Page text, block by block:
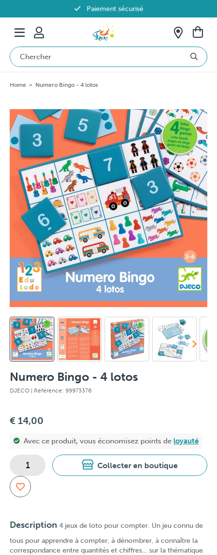
Paiement sécurisé
Livraison offerte dès 69€ en Belgique
Home > Numero Bingo - 4 lotos
Numero Bingo - 4 lotos
DJECO | Référence: 99973376
€ 14,00
Avec ce produit, vous économisez points de loyauté
Collecter en boutique
Description 4 jeux de loto pour compter. Un jeu connu de
tous pour apprendre à compter, à dénombrer, à connaître la
correspondance entre quantités et chiffres… sur la thématique